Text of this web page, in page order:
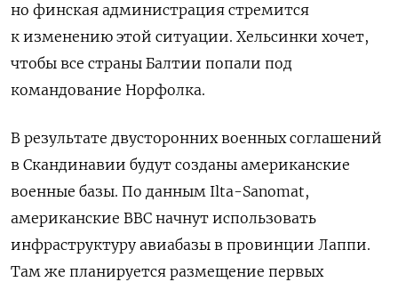
но финская администрация стремится
к изменению этой ситуации. Хельсинки хочет,
чтобы все страны Балтии попали под
командование Норфолка.
В результате двусторонних военных соглашений
в Скандинавии будут созданы американские
военные базы. По данным Ilta-Sanomat,
американские ВВС начнут использовать
инфраструктуру авиабазы в провинции Лаппи.
Там же планируется размещение первых